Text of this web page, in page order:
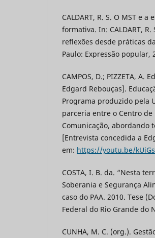
CALDART, R. S. O MST e
formativa. In: CALDART,
reflexões desde práticas
Paulo: Expressão popular,
CAMPOS, D.; PIZZETA, A.
Edgard Rebouças].
Programa produzido pela
parceria entre o Centro de
Comunicação, abordando
[Entrevista concedida a
em: https://youtu.be/
COSTA, I. B. da. “Nesta
Soberania e Segurança
caso do PAA. 2010. Tese
Federal do Rio Grande do
CUNHA, M. C. (org.).